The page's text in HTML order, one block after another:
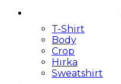
T-Shirt
Body
Crop
Hırka
Sweatshirt